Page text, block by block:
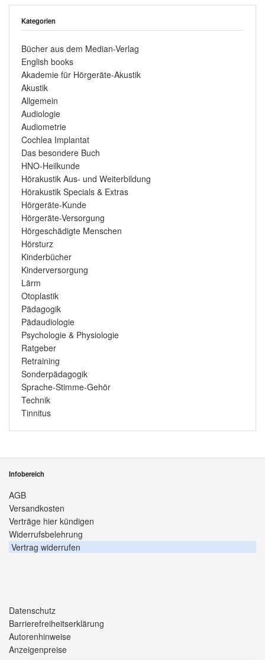
Kategorien
Bücher aus dem Median-Verlag
English books
Akademie für Hörgeräte-Akustik
Akustik
Allgemein
Audiologie
Audiometrie
Cochlea Implantat
Das besondere Buch
HNO-Heilkunde
Hörakustik Aus- und Weiterbildung
Hörakustik Specials & Extras
Hörgeräte-Kunde
Hörgeräte-Versorgung
Hörgeschädigte Menschen
Hörsturz
Kinderbücher
Kinderversorgung
Lärm
Otoplastik
Pädagogik
Pädaudiologie
Psychologie & Physiologie
Ratgeber
Retraining
Sonderpädagogik
Sprache-Stimme-Gehör
Technik
Tinnitus
Infobereich
AGB
Versandkosten
Verträge hier kündigen
Widerrufsbelehrung
Vertrag widerrufen
Datenschutz
Barrierefreiheitserklärung
Autorenhinweise
Anzeigenpreise